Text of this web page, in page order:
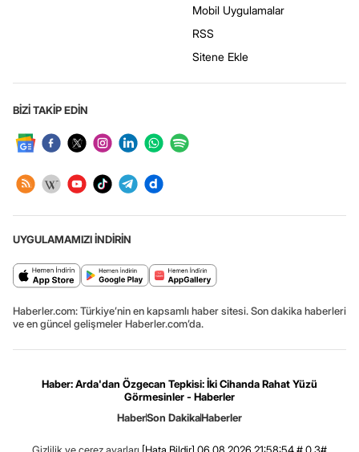
Mobil Uygulamalar
RSS
Sitene Ekle
BİZİ TAKİP EDİN
UYGULAMAMIZI İNDİRİN
Haberler.com: Türkiye’nin en kapsamlı haber sitesi. Son dakika haberleri
ve en güncel gelişmeler Haberler.com’da.
Haber: Arda'dan Özgecan Tepkisi: İki Cihanda Rahat Yüzü
Görmesinler - Haberler
HaberSon DakikaHaberler